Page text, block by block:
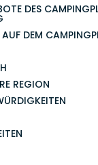
DES
DEM
REGION